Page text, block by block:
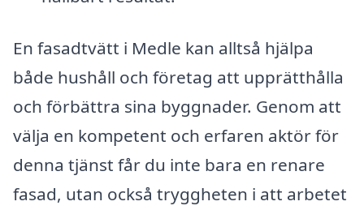
En fasadtvätt i Medle kan alltså hjälpa
både hushåll och företag att upprätthålla
och förbättra sina byggnader. Genom att
välja en kompetent och erfaren aktör för
denna tjänst får du inte bara en renare
fasad, utan också tryggheten i att arbetet